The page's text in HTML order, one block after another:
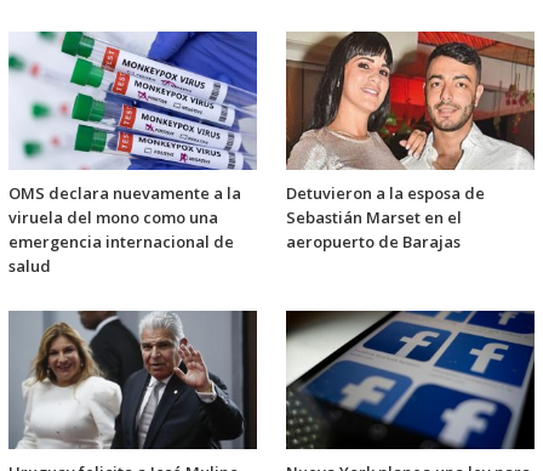
OMS declara nuevamente a la
viruela del mono como una
emergencia internacional de
salud
Detuvieron a la esposa de
Sebastián Marset en el
aeropuerto de Barajas